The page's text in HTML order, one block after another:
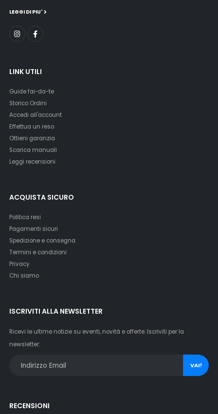
LEGGI DI PIU'
LINK UTILI
Guide fai-da-te
Storico Ordini
Accedi all'account
Effettua un reso
Ottieni garanzia
Scarica manuali
Leggi recensioni
ACQUISTA SICURO
Politica resi
Pagamenti sicuri
Spedizione e consegna
Termini e condizioni
Privacy
Chi siamo
ISCRIVITI ALLA NEWSLETTER
Ricevi le ultime notizie su eventi, novità e offerte. Iscriviti per la
newsletter:
VAI!
RECENSIONI